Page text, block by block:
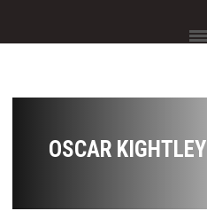
OSCAR KIGHTLEY